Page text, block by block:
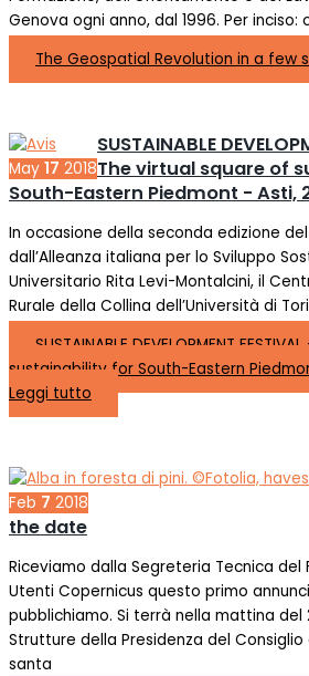
Genova ogni anno, dal 1996. Per
The Geospatial Revolution in a few
May 17 2018
SUSTAINABLE
The virtual square of
South-Eastern Piedmont - Asti,
In occasione della seconda edizione
dall’Alleanza italiana per lo Sviluppo
Universitario Rita Levi-Montalcini, il
Rurale della Collina dell’Università di
SUSTAINABLE DEVELOPMENT
sustainability for South-Eastern
Leggi tutto
Feb 7 2018
the date
Riceviamo dalla Segreteria Tecnica del
Utenti Copernicus questo primo
pubblichiamo. Si terrà nella mattina
Strutture della Presidenza del Consiglio
santa